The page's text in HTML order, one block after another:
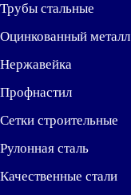
Трубы стальные
Оцинкованный металл
Нержавейка
Профнастил
Сетки строительные
Рулонная сталь
Качественные стали